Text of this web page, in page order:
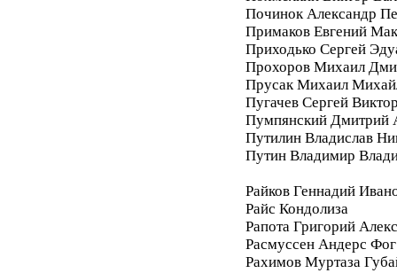
Починок Александр
Примаков Евгений
Приходько Сергей
Прохоров Михаил
Прусак Михаил
Пугачев Сергей
Пумпянский Дмитрий
Путилин Владислав
Путин Владимир
Райков Геннадий
Райс Кондолиза
Рапота Григорий
Расмуссен Андерс Фог
Рахимов Муртаза